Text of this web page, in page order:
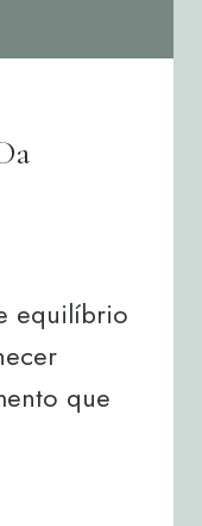
equilíbrio
que